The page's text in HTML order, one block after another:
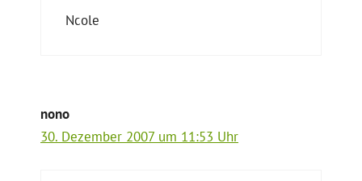
Ncole
nono
30. Dezember 2007 um 11:53 Uhr